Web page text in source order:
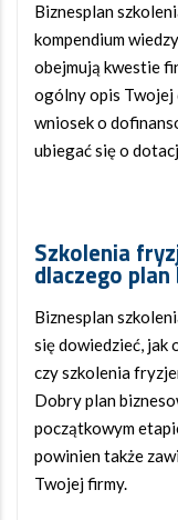
Biznesplan
kompendium
obejmują kwestie
ogólny opis Twojej
wniosek o
ubiegać się o
Szkolenia
dlaczego
Biznesplan
się dowiedzieć, jak
czy szkolenia
Dobry plan
początkowym
powinien także
Twojej firmy.